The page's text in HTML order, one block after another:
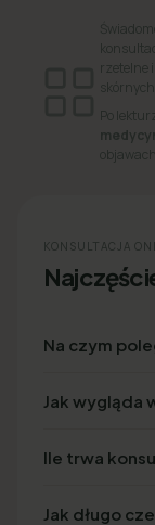
rzetelne
Po
KONSULTACJA
Na czym
Jak wygląda
Ile trwa
Jak długo